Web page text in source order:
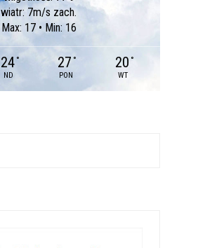
wiatr: 7m/s zach.
Max: 17 • Min: 16
24 °
ND
27 °
PON
20 °
WT